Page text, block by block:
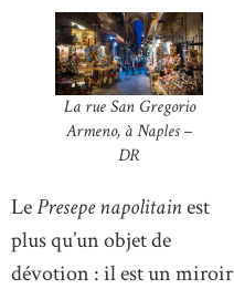
La rue San Gregorio
Armeno, à Naples –
DR
LePresepe napolitainest
plus qu’un objet de
dévotion : il est un miroir